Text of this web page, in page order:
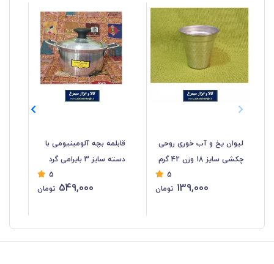
لیوان یخ و آب خوری روحی
چکشی سایز 18 وزن 42 گرم
5
139,000 تومان
قابلمه بچه آلومینیومی با
دسته سایز 3 بایرامی گرد
5
549,000 تومان